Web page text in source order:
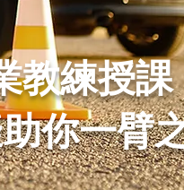
教練授課
你一臂